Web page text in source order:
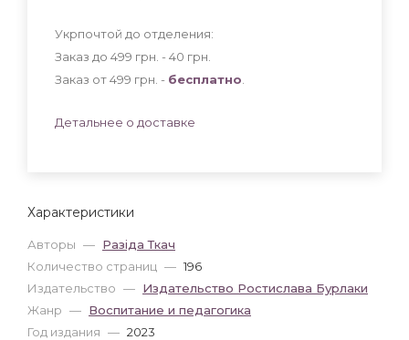
Характеристики
Авторы — Разіда Ткач
Количество страниц — 196
Издательство — Издательство Ростислава Бурлаки
Жанр — Воспитание и педагогика
Год издания — 2023
Укрпочтой до отделения:
Заказ до 499 грн. - 40 грн
Заказ от 499 грн. - бесплатно
Детальнее о доставке